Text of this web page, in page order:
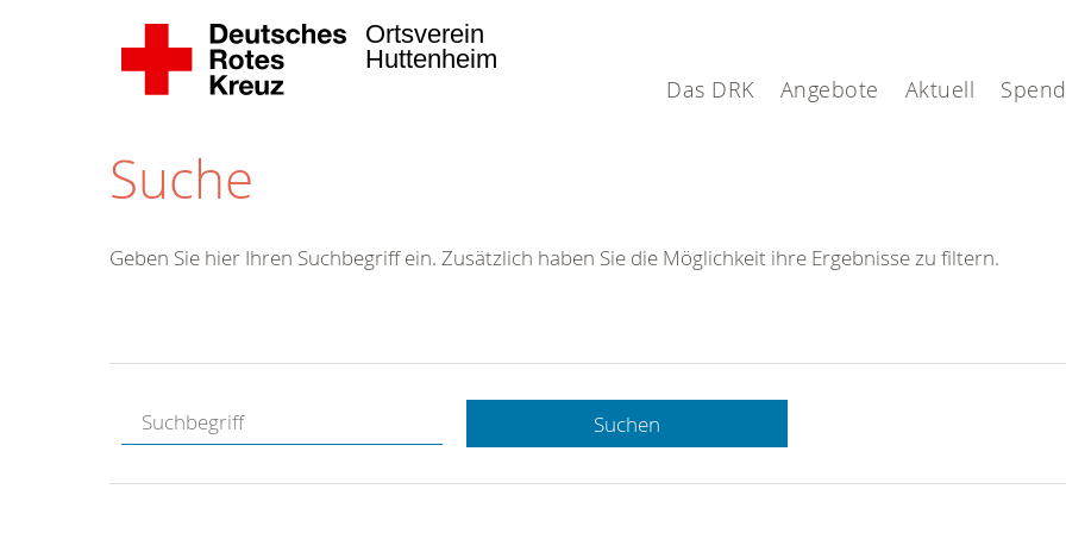
Das DRK Angebote Aktuell
Ortsverein
Huttenheim
Suche
Hotline.
gerne.
Geben Sie hier Ihren Suchbegriff ein. Zusätzlich haben Sie die Möglichkeit ihre Ergebnisse zu filtern.
Suchen